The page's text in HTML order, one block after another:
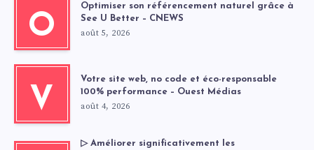
O
Optimiser son référencement naturel grâce à
See U Better – CNEWS
août 5, 2026
V
Votre site web, no code et éco-responsable
100% performance – Ouest Médias
août 4, 2026
▷ Améliorer significativement les